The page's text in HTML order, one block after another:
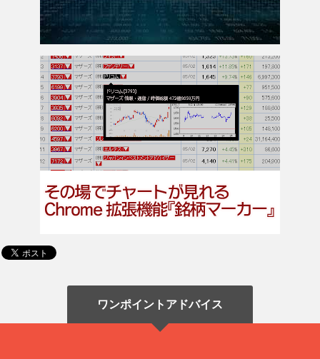
ワンポイントアドバイス